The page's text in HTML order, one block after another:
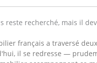
reste recherché, mais il
français a traversé
il se redresse —